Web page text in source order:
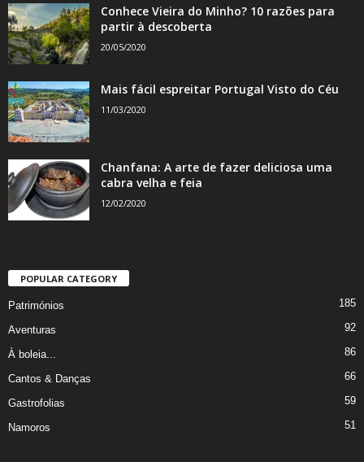
Conhece Vieira do Minho? 10 razões para
partir à descoberta
20/05/2020
Mais fácil espreitar Portugal Visto do Céu
11/03/2020
Chanfana: A arte de fazer deliciosa uma
cabra velha e feia
12/02/2020
POPULAR CATEGORY
Patrimónios 185
Aventuras 92
À boleia... 86
Cantos & Danças 66
Gastrofolias 59
Namoros 51